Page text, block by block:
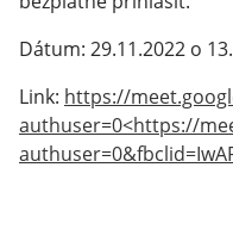
Dátum: 29.11.2022 o
Link: https://
authuser=0<https://